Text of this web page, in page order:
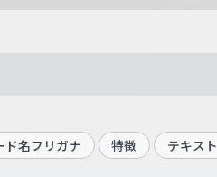
ド名フリガナ 特徴 テキスト